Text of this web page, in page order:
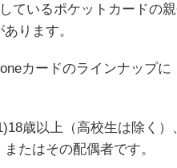
ているポケットカードの
ります。
カードのラインナップ
歳以上（高校生は除く
たはその配偶者です。